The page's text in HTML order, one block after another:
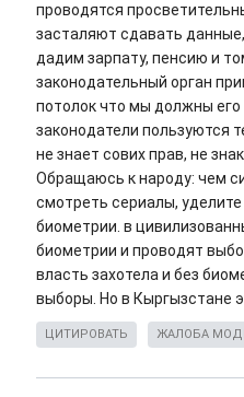
проводятся
засталяют сдавать
дадим зарпату, пенсию и
законодательный орган
потолок что мы должны его
законодатели пользуются
не знает сових прав, не
Обращаюсь к народу: чем
смотреть сериалы,
биометрии. в
биометрии и проводят
власть захотела и без
выборы. Но в Кыргызстане
ЦИТИРОВАТЬ ЖАЛОБА